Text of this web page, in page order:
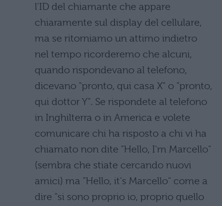
l'ID del chiamante che appare
chiaramente sul display del cellulare,
ma se ritorniamo un attimo indietro
nel tempo ricorderemo che alcuni,
quando rispondevano al telefono,
dicevano "pronto, qui casa X" o "pronto,
qui dottor Y". Se rispondete al telefono
in Inghilterra o in America e volete
comunicare chi ha risposto a chi vi ha
chiamato non dite "Hello, I'm Marcello"
(sembra che stiate cercando nuovi
amici) ma "Hello, it's Marcello" come a
dire "si sono proprio io, proprio quello